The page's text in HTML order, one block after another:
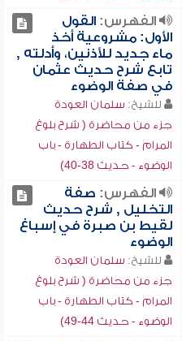
الفهرس:القول
الأول: مشروعية أخذ
ماء جديد للأذنين، وأدلته ,
تابع شرح حديث عثمان
في صفة الوضوء
للشيخ: سلمان العودة
جزء من محاضرة ( شرح بلوغ
المرام - كتاب الطهارة - باب
الوضوء - حديث 38-40)
الفهرس: صفة
التخليل , شرح حديث
لقيط بن صبرة في إسباغ
الوضوء
للشيخ: سلمان العودة
جزء من محاضرة ( شرح بلوغ
المرام - كتاب الطهارة - باب
الوضوء - حديث 44-49)